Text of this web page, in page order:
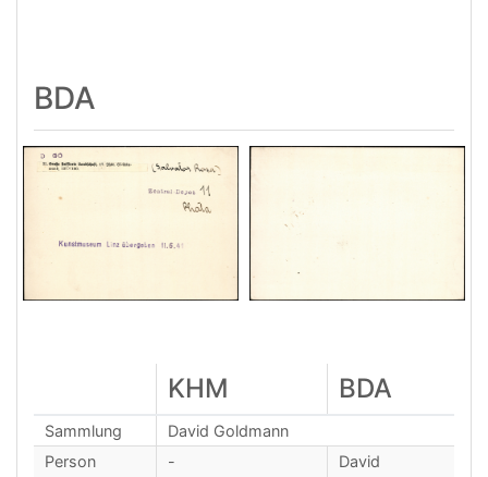
BDA
KHM BDA
Sammlung
David Goldmann
Person
-
David